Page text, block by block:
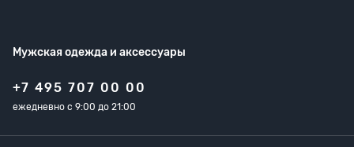
Мужская одежда и аксессуары
+7 495 707 00 00
ежедневно с 9:00 до 21:00